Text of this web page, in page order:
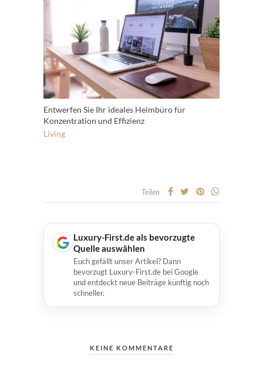
Entwerfen Sie Ihr ideales Heimbüro für
Konzentration und Effizienz
Living
Teilen
Luxury-First.de als bevorzugte
Quelle auswählen
Euch gefällt unser Artikel? Dann
bevorzugt Luxury-First.de bei Google
und entdeckt neue Beiträge künftig noch
schneller.
KEINE KOMMENTARE